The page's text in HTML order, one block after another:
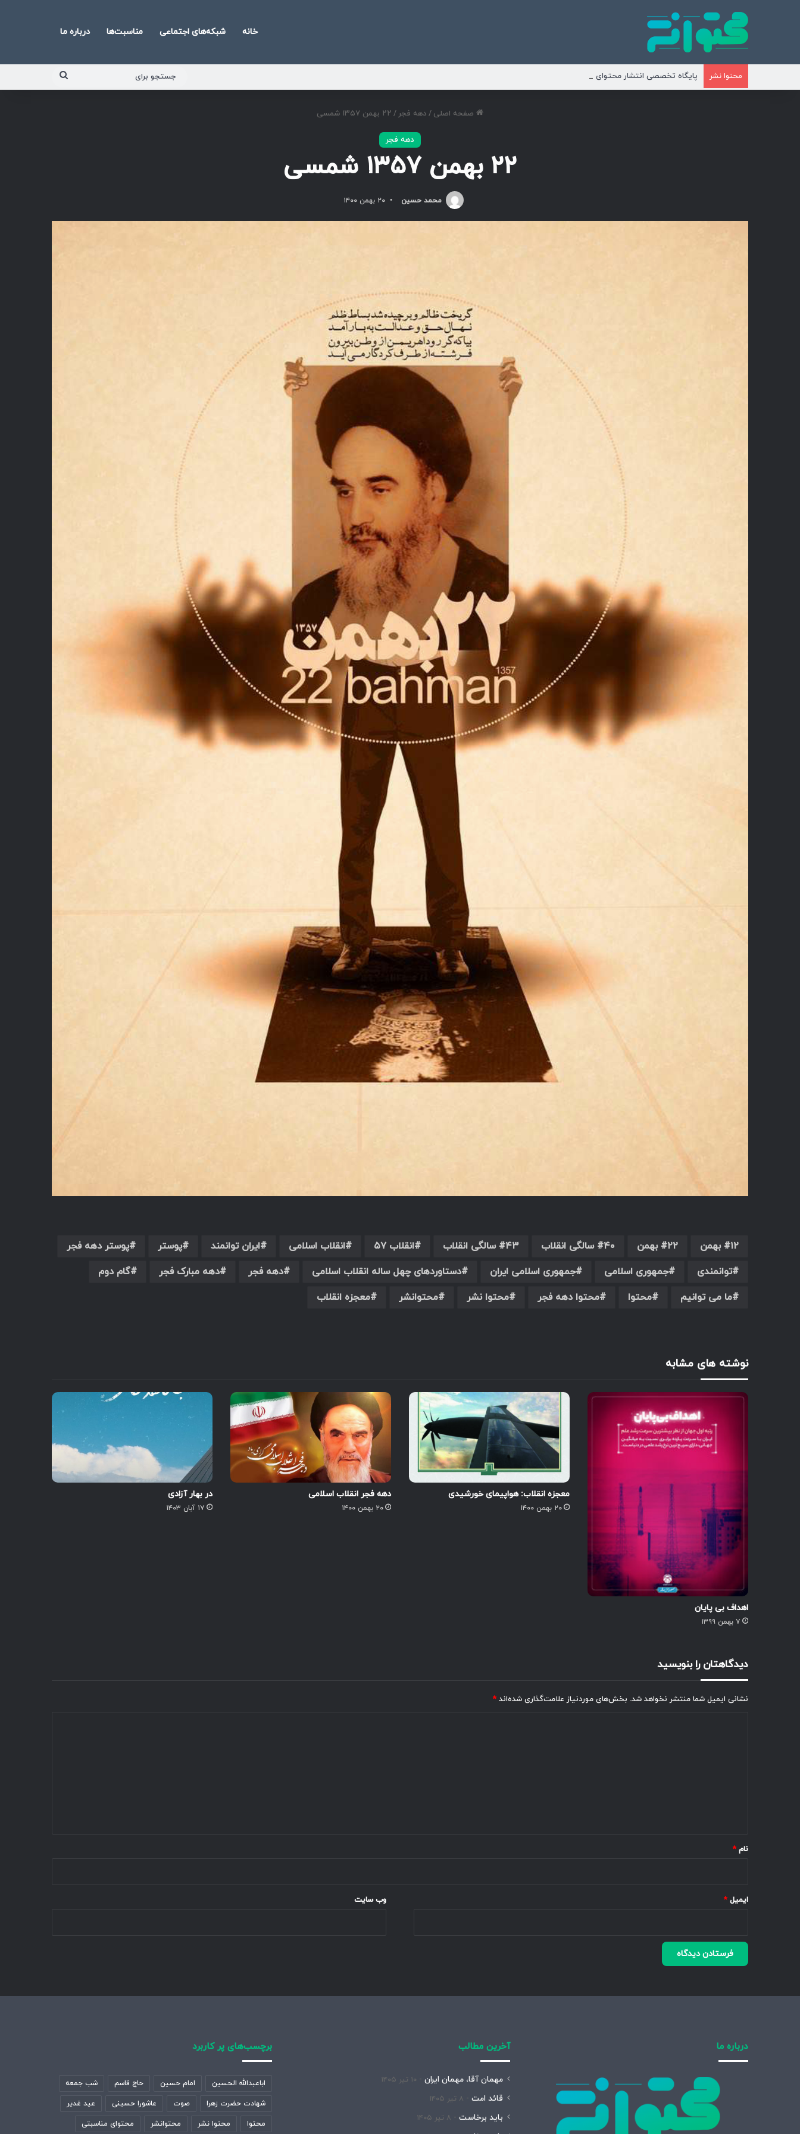
خانه شبکه‌های اجتماعی مناسبت‌ها درباره ما
محتوا نشر پایگاه تخصصی انتشار محتوای مناسبتی و موضوعی
صفحه اصلی / دهه فجر / ۲۲ بهمن ۱۳۵۷ شمسی
دهه فجر
۲۲ بهمن ۱۳۵۷ شمسی
محمد حسین ۲۰ بهمن ۱۴۰۰
۱۲ بهمن ۲۲ بهمن ۴۰ سالگی انقلاب ۴۳ سالگی انقلاب انقلاب ۵۷ انقلاب اسلامی ایران توانمند پوستر
پوستر دهه فجر
توانمندی
جمهوری اسلامی جمهوری اسلامی ایران دستاوردهای چهل ساله انقلاب اسلامی دهه فجر دهه مبارک فجر
گام دوم
ما می توانیم
محتوا محتوا دهه فجر محتوا نشر محتوانشر معجزه انقلاب
نوشته های مشابه
اهداف بی پایان
۷ بهمن ۱۳۹۹
معجزه انقلاب: هواپیمای خورشیدی
۲۰ بهمن ۱۴۰۰
دهه فجر انقلاب اسلامی
۲۰ بهمن ۱۴۰۰
در بهار آزادی
۱۷ آبان ۱۴۰۳
دیدگاهتان را بنویسید
نشانی ایمیل شما منتشر نخواهد شد. بخش‌های موردنیاز علامت‌گذاری شده‌اند *
نام *
ایمیل * وب‌ سایت
درباره ما آخرین مطالب
مهمان آقا، مهمان ایران ۱۰ تیر ۱۴۰۵
قائد امت ۸ تیر ۱۴۰۵
باید برخاست ۸ تیر ۱۴۰۵
برچسب‌های پر کاربرد
اباعبدالله الحسین امام حسین حاج قاسم شب جمعه
شهادت حضرت زهرا صوت عاشورا حسینی عید غدیر
محتوا محتوا نشر محتوانشر محتوای مناسبتی